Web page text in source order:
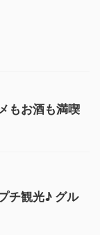
もお酒も満喫
チ観光♪ グル